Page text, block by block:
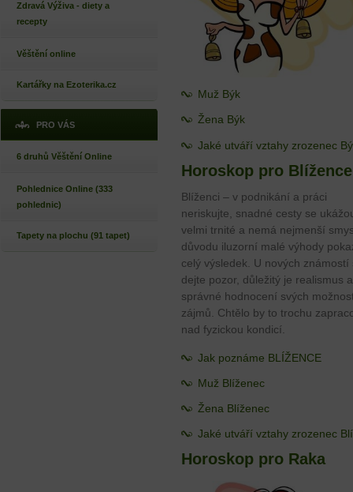
Zdravá Výživa - diety a
recepty
Věštění online
Kartářky na Ezoterika.cz
PRO VÁS
6 druhů Věštění Online
Pohlednice Online (333
pohlednic)
Tapety na plochu (91 tapet)
Muž Býk
Žena Býk
Jaké utváří vztahy zrozenec
Horoskop pro Blížence
Blíženci – v podnikání a práci
neriskujte, snadné cesty se
velmi trnité a nemá nejmenší
důvodu iluzorní malé výhody
celý výsledek. U nových známostí
dejte pozor, důležitý je realismus a
správné hodnocení svých
zájmů. Chtělo by to trochu
nad fyzickou kondicí.
Jak poznáme BLÍŽENCE
Muž Blíženec
Žena Blíženec
Jaké utváří vztahy zrozenec
Horoskop pro Raka